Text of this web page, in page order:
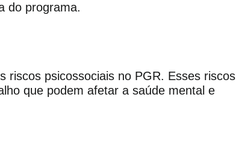
do programa.
riscos psicossociais no PGR. Esses riscos
que podem afetar a saúde mental e